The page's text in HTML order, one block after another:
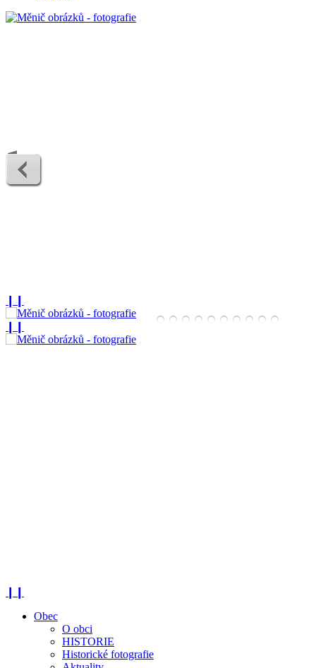
Obec
O obci
HISTORIE
Historické fotografie